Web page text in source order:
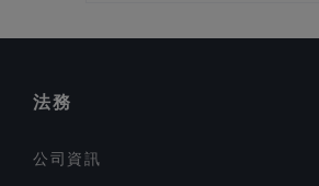
在 新加坡 的 晚餐
法務
公司資訊